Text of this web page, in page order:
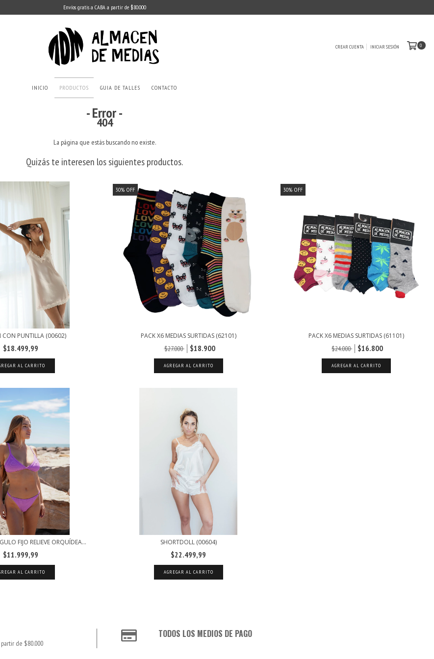
Envíos gratis a CABA a partir de $80.000
CREAR CUENTA INICIAR SESIÓN 0
INICIO PRODUCTOS GUIA DE TALLES CONTACTO
- Error -
404
La página que estás buscando no existe.
Quizás te interesen los siguientes productos.
CON PUNTILLA (00602)
$18.499,99
AL CARRITO
30%OFF
PACK X6 MEDIAS SURTIDAS (62101)
$27.000 $18.900
AGREGAR AL CARRITO
30%OFF
PACK X6 MEDIAS SURTIDAS (61101)
$24.000 $16.800
AGREGAR AL CARRITO
FIJO RELIEVE ORQUÍDEA...
$11.999,99
AL CARRITO
SHORTDOLL (00604)
$22.499,99
AGREGAR AL CARRITO
de $80.000
TODOS LOS MEDIOS DE PAGO